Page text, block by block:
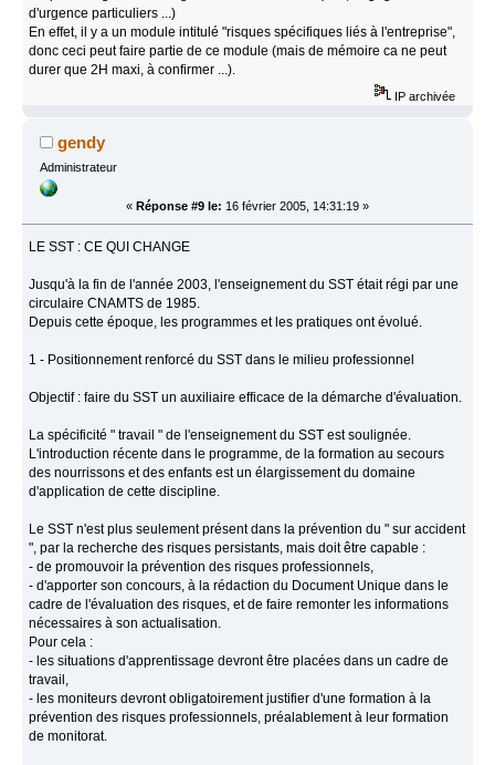
d'urgence particuliers ...)
En effet, il y a un module intitulé "risques spécifiques liés à l'entreprise",
donc ceci peut faire partie de ce module (mais de mémoire ca ne peut
durer que 2H maxi, à confirmer ...).
IP archivée
gendy
Administrateur
« Réponse #9 le: 16 février 2005, 14:31:19 »
LE SST : CE QUI CHANGE
Jusqu'à la fin de l'année 2003, l'enseignement du SST était régi par une
circulaire CNAMTS de 1985.
Depuis cette époque, les programmes et les pratiques ont évolué.
1 - Positionnement renforcé du SST dans le milieu professionnel
Objectif : faire du SST un auxiliaire efficace de la démarche d'évaluation.
La spécificité " travail " de l'enseignement du SST est soulignée.
L'introduction récente dans le programme, de la formation au secours
des nourrissons et des enfants est un élargissement du domaine
d'application de cette discipline.
Le SST n'est plus seulement présent dans la prévention du " sur accident
", par la recherche des risques persistants, mais doit être capable :
- de promouvoir la prévention des risques professionnels,
- d'apporter son concours, à la rédaction du Document Unique dans le
cadre de l'évaluation des risques, et de faire remonter les informations
nécessaires à son actualisation.
Pour cela :
- les situations d'apprentissage devront être placées dans un cadre de
travail,
- les moniteurs devront obligatoirement justifier d'une formation à la
prévention des risques professionnels, préalablement à leur formation
de monitorat.